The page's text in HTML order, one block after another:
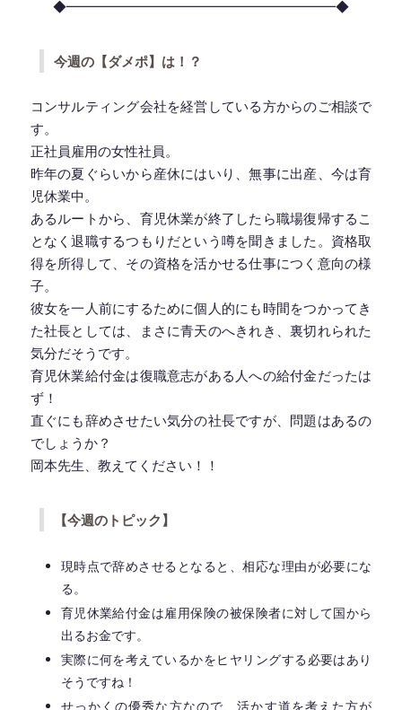
◆━━━━━━━━━━━━━━━━━━━━◆
今週の【ダメポ】は！？
コンサルティング会社を経営している方からのご相談で
す。
正社員雇用の女性社員。
昨年の夏ぐらいから産休にはいり、無事に出産、今は育
児休業中。
あるルートから、育児休業が終了したら職場復帰するこ
となく退職するつもりだという噂を聞きました。資格取
得を所得して、その資格を活かせる仕事につく意向の様
子。
彼女を一人前にするために個人的にも時間をつかってき
た社長としては、まさに青天のへきれき、裏切れられた
気分だそうです。
育児休業給付金は復職意志がある人への給付金だったは
ず！
直ぐにも辞めさせたい気分の社長ですが、問題はあるの
でしょうか？
岡本先生、教えてください！！
【今週のトピック】
現時点で辞めさせるとなると、相応な理由が必要にな
る。
育児休業給付金は雇用保険の被保険者に対して国から
出るお金です。
実際に何を考えているかをヒヤリングする必要はあり
そうですね！
せっかくの優秀な方なので、活かす道を考えた方が